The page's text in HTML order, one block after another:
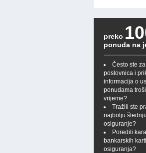
preko
ponuda na
Često ste
poslovnica i
informacija o
ponudama
vrijeme?
Tražili ste
najbolju
osiguranje?
Poredili
bankarskih
osiguranja?